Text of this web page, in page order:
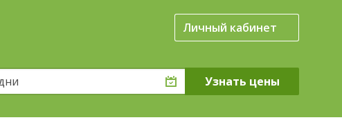
Личный кабинет